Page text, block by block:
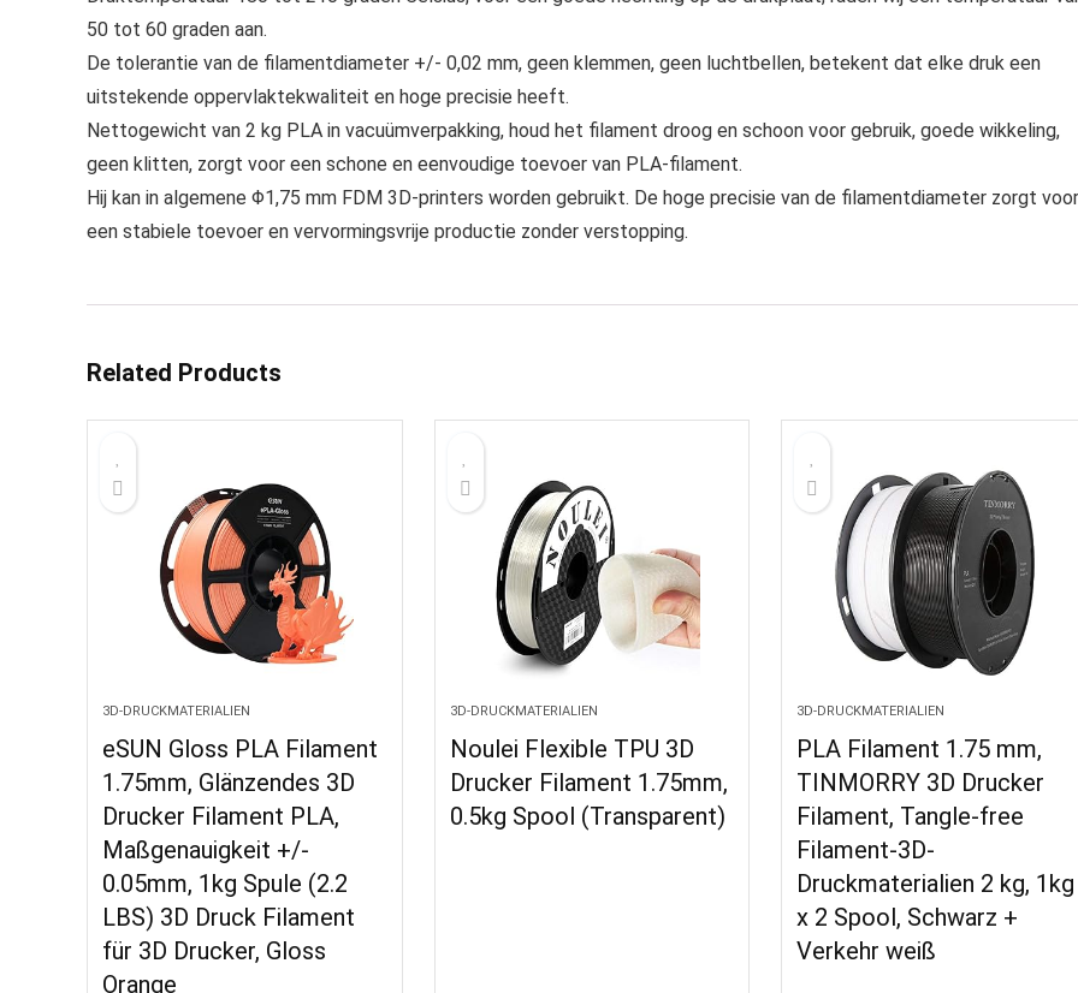
50 tot 60 graden aan.
De tolerantie van de filamentdiameter +/- 0,02 mm, geen klemmen, geen luchtbellen, betekent dat elke druk een
uitstekende oppervlaktekwaliteit en hoge precisie heeft.
Nettogewicht van 2 kg PLA in vacuümverpakking, houd het filament droog en schoon voor gebruik, goede wikkeling,
geen klitten, zorgt voor een schone en eenvoudige toevoer van PLA-filament.
Hij kan in algemene Φ1,75 mm FDM 3D-printers worden gebruikt. De hoge precisie van de filamentdiameter zorgt voor
een stabiele toevoer en vervormingsvrije productie zonder verstopping.
Related Products
3D-DRUCKMATERIALIEN
eSUN Gloss PLA Filament
1.75mm, Glänzendes 3D
Drucker Filament PLA,
Maßgenauigkeit +/-
0.05mm, 1kg Spule (2.2
LBS) 3D Druck Filament
für 3D Drucker, Gloss
Orange
3D-DRUCKMATERIALIEN
Noulei Flexible TPU 3D
Drucker Filament 1.75mm,
0.5kg Spool (Transparent)
3D-DRUCKMATERIALIEN
PLA Filament 1.75 mm,
TINMORRY 3D Drucker
Filament, Tangle-free
Filament-3D-
Druckmaterialien 2 kg, 1kg
x 2 Spool, Schwarz +
Verkehr weiß